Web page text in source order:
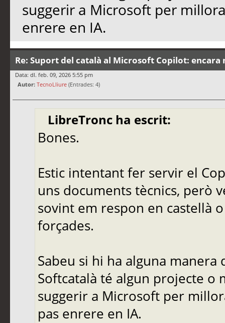
suggerir a Microsoft per
enrere en IA.
Re: Suport del català al Microsoft Copilot:
Data: dl. feb. 09, 2026 5:55 pm
Autor: TecnoLliure (Entrades: 4)
LibreTronc ha escrit:
Bones.
Estic intentant fer servir el
uns documents tècnics, però
sovint em respon en castellà
forçades.
Sabeu si hi ha alguna
Softcatalà té algun projecte o
suggerir a Microsoft per
pas enrere en IA.